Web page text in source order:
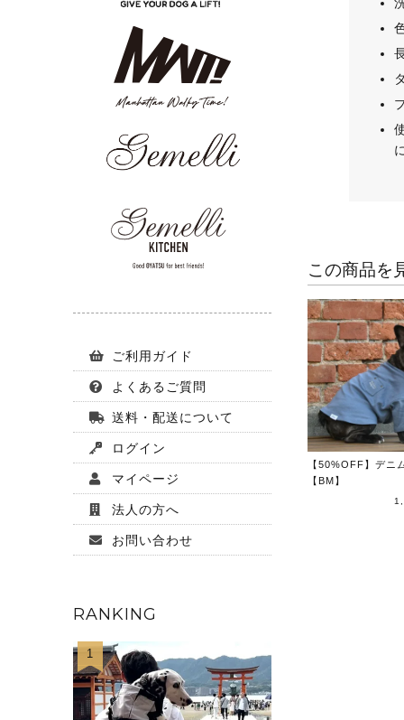
ご利用ガイド
よくあるご質問
送料・配送について
ログイン
マイページ
法人の方へ
お問い合わせ
RANKING
1
この商品を
【50%OFF】デニ
【BM】